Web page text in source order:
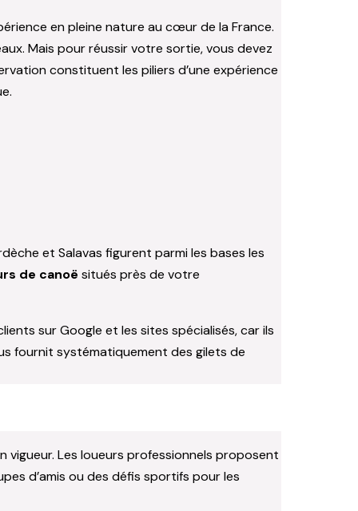
en pleine nature au cœur de la France.
Mais pour réussir votre sortie, vous devez
constituent les piliers d’une expérience
et Salavas figurent parmi les bases les
de canoë situés près de votre
sur Google et les sites spécialisés, car ils
fournit systématiquement des gilets de
Les loueurs professionnels proposent
d’amis ou des défis sportifs pour les